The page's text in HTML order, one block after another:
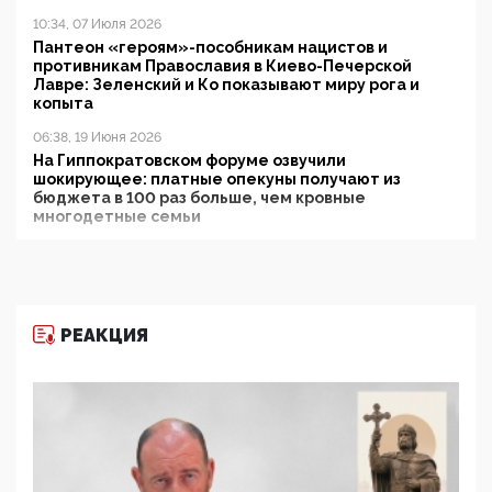
10:34, 07 Июля 2026
Пантеон «героям»-пособникам нацистов и
противникам Православия в Киево-Печерской
Лавре: Зеленский и Ко показывают миру рога и
копыта
06:38, 19 Июня 2026
На Гиппократовском форуме озвучили
шокирующее: платные опекуны получают из
бюджета в 100 раз больше, чем кровные
многодетные семьи
11:53, 09 Июня 2026
деятельность ИИТО ЮНЕСКО в России, но
цифроглобалисты продолжают определять
повестку в образовании
09:43, 01 Июня 2026
5G за счет здоровья граждан: Минцифры намерено
РЕАКЦИЯ